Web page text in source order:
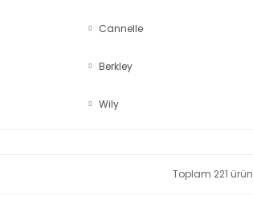
Cannelle
Berkley
Wily
Toplam 221 ürün